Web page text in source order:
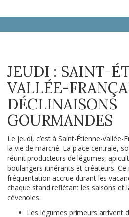
JEUDI : SAINT-
VALLÉE-
DÉCLINAISONS
GOURMANDES
Le jeudi, c’est à Saint-Étienne-Vallée-
la vie de marché. La place centrale,
réunit producteurs de légumes,
boulangers itinérants et créateurs.
fréquentation accrue durant les
chaque stand reflétant les saisons et
cévenoles.
Les légumes primeurs arrivent